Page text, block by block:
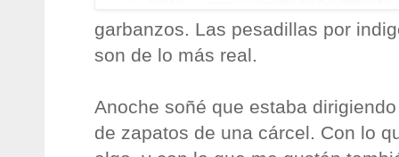
garbanzos. Las pesadillas por
son de lo más real.
Anoche soñé que estaba
de zapatos de una cárcel. Con lo